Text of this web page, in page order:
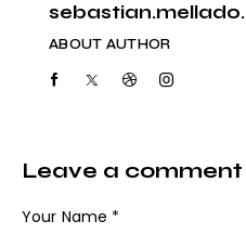
ABOUT AUTHOR
Leave a comment